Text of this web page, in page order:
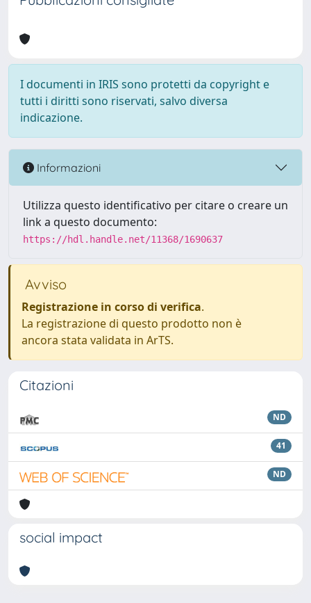
I documenti in IRIS sono protetti da copyright e
tutti i diritti sono riservati, salvo diversa
indicazione.
Informazioni
Utilizza questo identificativo per citare o creare un
link a questo documento:
https://hdl.handle.net/11368/1690637
Avviso
Registrazione in corso di verifica.
La registrazione di questo prodotto non è
ancora stata validata in ArTS.
Citazioni
ND
41
ND
social impact